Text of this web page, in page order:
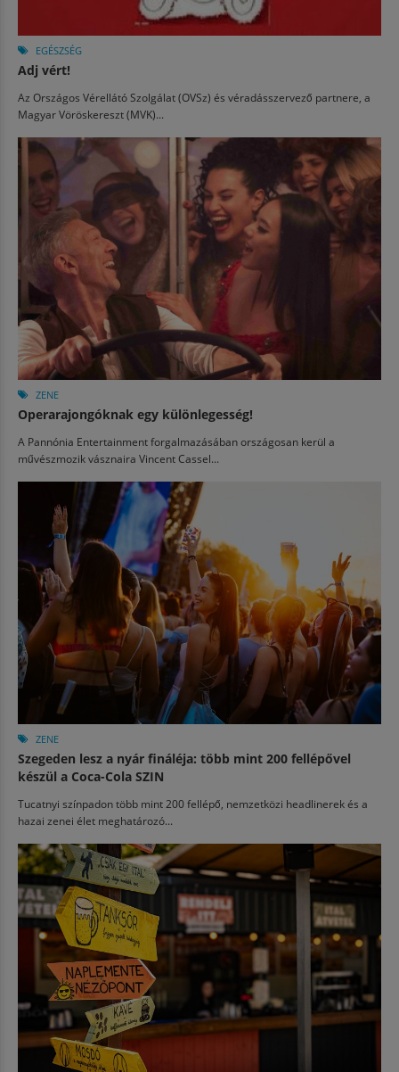
EGÉSZSÉG
Adj vért!
Az Országos Vérellátó Szolgálat (OVSz) és véradásszervező partnere, a
Magyar Vöröskereszt (MVK)...
ZENE
Operarajongóknak egy különlegesség!
A Pannónia Entertainment forgalmazásában országosan kerül a
művészmozik vásznaira Vincent Cassel...
ZENE
Szegeden lesz a nyár fináléja: több mint 200 fellépővel
készül a Coca-Cola SZIN
Tucatnyi színpadon több mint 200 fellépő, nemzetközi headlinerek és a
hazai zenei élet meghatározó...